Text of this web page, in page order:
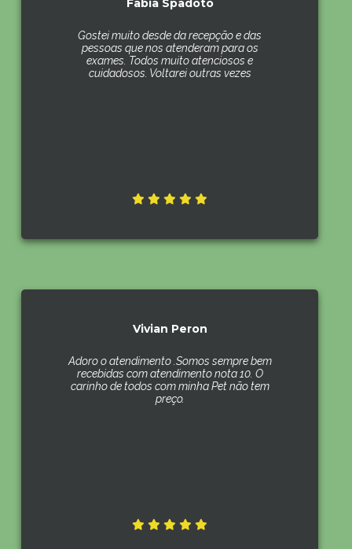
Fabia Spadoto
Gostei muito desde da recepção e das
pessoas que nos atenderam para os
exames. Todos muito atenciosos e
cuidadosos. Voltarei outras vezes
Vivian Peron
Adoro o atendimento .Somos sempre bem
recebidas com atendimento nota 10. O
carinho de todos com minha Pet não tem
preço.